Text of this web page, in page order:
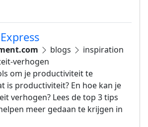
blogs
inspiration
verhogen
om je productiviteit te
is productiviteit? En hoe kan je
verhogen? Lees de top 3 tips
meer gedaan te krijgen in